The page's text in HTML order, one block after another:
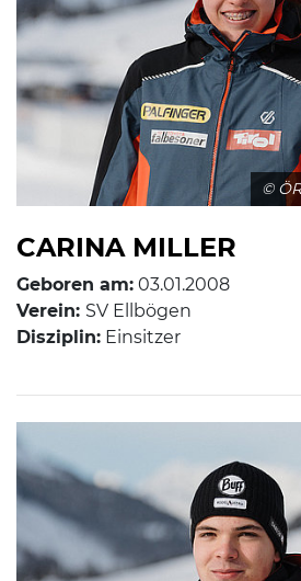
©
CARINA MILLER
Geboren am: 03.01.2008
Verein: SV Ellbögen
Disziplin: Einsitzer